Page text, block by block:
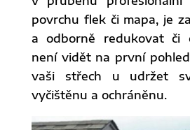
povrchu flek či mapa, je
a odborně redukovat či
není vidět na první
vaši střech u udržet
vyčištěnu a ochráněnu.